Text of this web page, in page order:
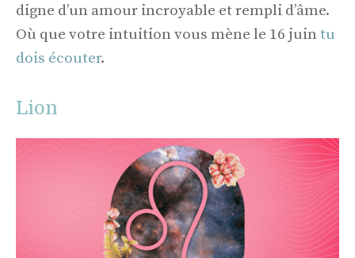
digne d’un amour incroyable et rempli d’âme.
Où que votre intuition vous mène le 16 juin tu
dois écouter.
Lion